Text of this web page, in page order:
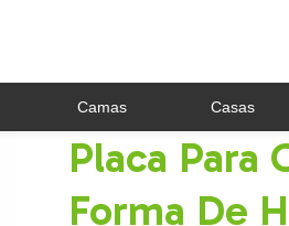
Camas Casas
Placa Para
Forma De